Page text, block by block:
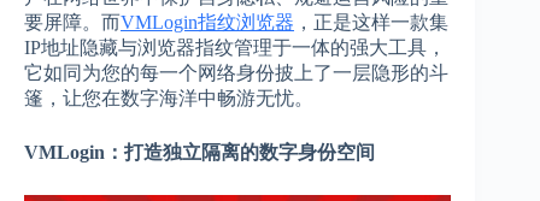
要屏障。而VMLogin指纹浏览器 ，正是这样一款集
IP地址隐藏与浏览器指纹管理于一体的强大工具，
它如同为您的每一个网络身份披上了一层隐形的斗
篷，让您在数字海洋中畅游无忧。
VMLogin：打造独立隔离的数字身份空间